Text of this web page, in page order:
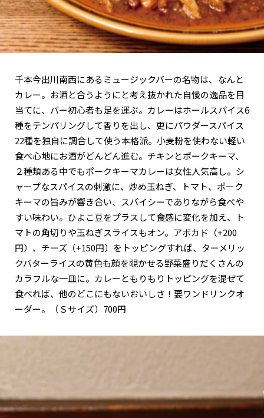
おすすめの展覧会
おすすめの映画
おすすめの本
紹介します。
おすすめのイベント
千本今出川南西にあるミュージックバーの名物は、なんと
カレー。お酒と合うようにと考え抜かれた自慢の逸品を目
当てに、バー初心者も足を運ぶ。カレーはホールスパイス6
種をテンパリングして香りを出し、更にパウダースパイス
22種を独自に調合して使う本格派。小麦粉を使わない軽い
食べ心地にお酒がどんどん進む。チキンとポークキーマ、
２種類ある中でもポークキーマカレーは女性人気高し。シ
ャープなスパイスの刺激に、炒め玉ねぎ、トマト、ポーク
キーマの旨みが響き合い、スパイシーでありながら食べや
すい味わい。ひよこ豆をプラスして食感に変化を加え、ト
マトの角切りや玉ねぎスライスもオン。アボカド（+200
円）、チーズ（+150円）をトッピングすれば、ターメリッ
クバターライスの黄色も顔を覗かせる野菜盛りだくさんの
カラフルな一皿に。カレーともりもりトッピングを混ぜて
食べれば、他のどこにもないおいしさ！要ワンドリンクオ
ーダー。（Ｓサイズ）700円